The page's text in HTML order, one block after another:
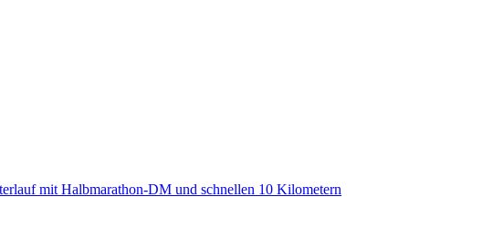
mit Halbmarathon-DM und schnellen 10 Kilometern